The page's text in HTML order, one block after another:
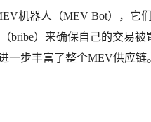
机器人（MEV Bot），它
）来确保自己的交易被
一步丰富了整个MEV供应链